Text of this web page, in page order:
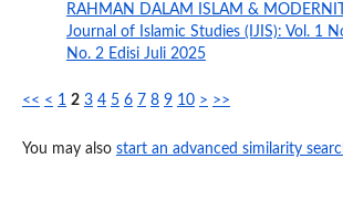
RAHMAN DALAM ISLAM &
Journal of Islamic Studies (IJIS): Vol. 1
No. 2 Edisi Juli 2025
<< < 1 2 3 4 5 6 7 8 9 10 > >>
You may also start an advanced similarity